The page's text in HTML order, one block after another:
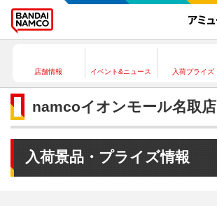
店舗情報 イベント&ニュース 入荷プライズ
namcoイオンモール名取店
入荷景品・プライズ情報